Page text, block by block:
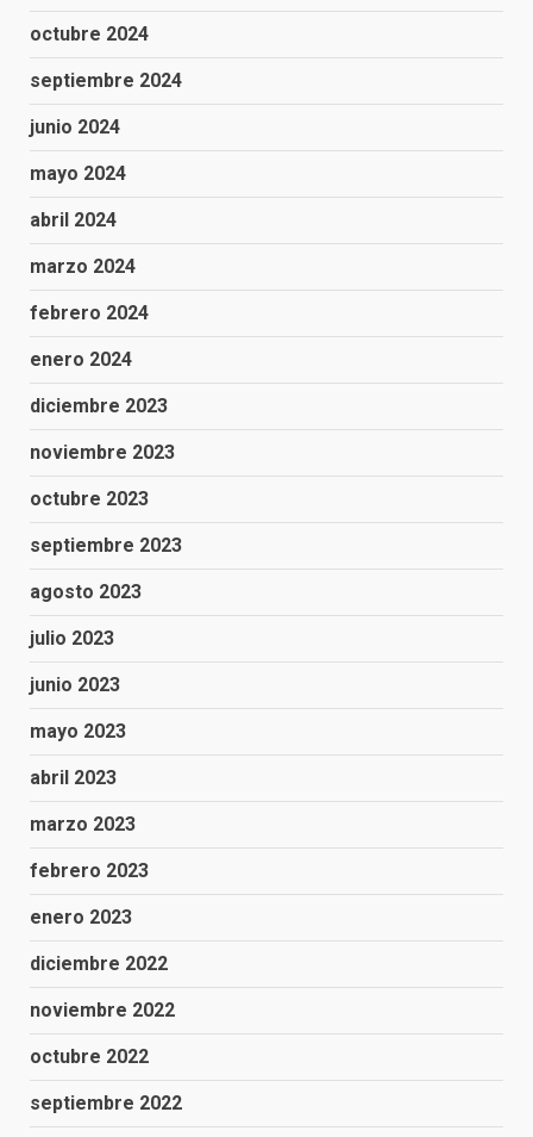
octubre 2024
septiembre 2024
junio 2024
mayo 2024
abril 2024
marzo 2024
febrero 2024
enero 2024
diciembre 2023
noviembre 2023
octubre 2023
septiembre 2023
agosto 2023
julio 2023
junio 2023
mayo 2023
abril 2023
marzo 2023
febrero 2023
enero 2023
diciembre 2022
noviembre 2022
octubre 2022
septiembre 2022